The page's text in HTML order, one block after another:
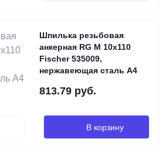
Шпилька резьбовая
анкерная RG M 10х110
Fischer 535009,
нержавеющая сталь А4
813.79 руб.
В корзину